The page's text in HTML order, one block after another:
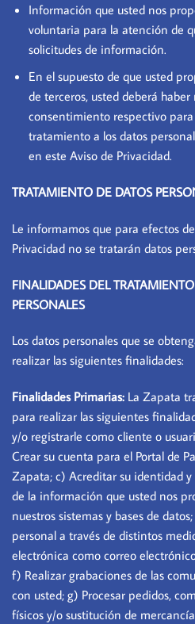
Información que usted nos
voluntaria para la atención de
solicitudes de información.
En el supuesto de que usted
de terceros, usted deberá
consentimiento respectivo
tratamiento a los datos
en este Aviso de Privacidad.
TRATAMIENTO DE DATOS
Le informamos que para efectos
Privacidad no se tratarán datos
FINALIDADES DEL
PERSONALES
Los datos personales que se
realizar las siguientes finalidades:
Finalidades Primarias: La Zapata
para realizar las siguientes
y/o registrarle como cliente o
Crear su cuenta para el Portal de
Zapata; c) Acreditar su identidad
de la información que usted nos
nuestros sistemas y bases de
personal a través de distintos
electrónica como correo
f) Realizar grabaciones de las
con usted; g) Procesar pedidos,
físicos y/o sustitución de